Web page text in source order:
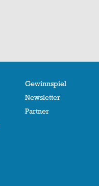
Gewinnspiel
Newsletter
Partner